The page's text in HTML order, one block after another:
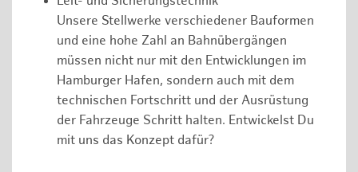
Unsere Stellwerke verschiedener Bauformen
und eine hohe Zahl an Bahnübergängen
müssen nicht nur mit den Entwicklungen im
Hamburger Hafen, sondern auch mit dem
technischen Fortschritt und der Ausrüstung
der Fahrzeuge Schritt halten. Entwickelst Du
mit uns das Konzept dafür?